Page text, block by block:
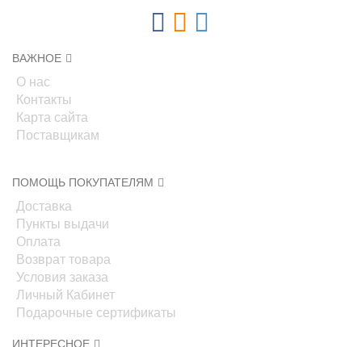
ВАЖНОЕ
О нас
Контакты
Карта сайта
Поставщикам
ПОМОЩЬ ПОКУПАТЕЛЯМ
Доставка
Пункты выдачи
Оплата
Возврат товара
Условия заказа
Личный Кабинет
Подарочные сертификаты
ИНТЕРЕСНОЕ